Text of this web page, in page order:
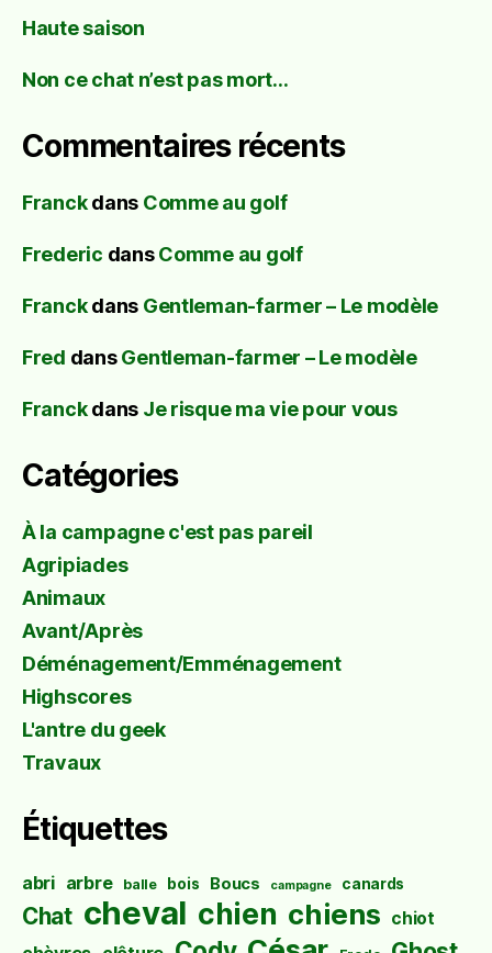
Haute saison
Non ce chat n’est pas mort…
Commentaires récents
Franckdans Comme au golf
Frederic dansComme au golf
Franckdans Gentleman-farmer – Le modèle
Fred dansGentleman-farmer – Le modèle
Franckdans Je risque ma vie pour vous
Catégories
À la campagne c'est pas pareil
Agripiades
Animaux
Avant/Après
Déménagement/Emménagement
Highscores
L'antre du geek
Travaux
Étiquettes
abri arbre balle bois Boucs campagne canards
Chat cheval chien chiens chiot